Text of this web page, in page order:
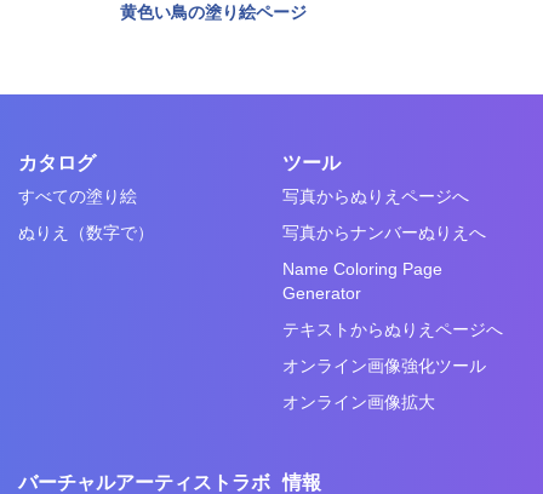
黄色い鳥の塗り絵ページ
カタログ
すべての塗り絵
ぬりえ（数字で）
ツール
写真からぬりえページへ
写真からナンバーぬりえへ
Name Coloring Page
Generator
テキストからぬりえページへ
オンライン画像強化ツール
オンライン画像拡大
バーチャルアーティストラボ 情報